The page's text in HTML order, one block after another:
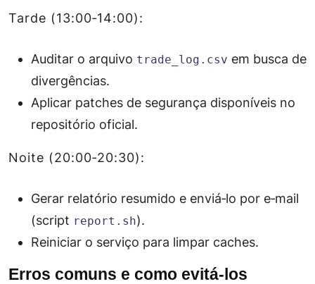
Tarde (13:00‑14:00):
Auditar o arquivo trade_log.csv em busca de
divergências.
Aplicar patches de segurança disponíveis no
repositório oficial.
Noite (20:00‑20:30):
Gerar relatório resumido e enviá‑lo por e‑mail
(script report.sh).
Reiniciar o serviço para limpar caches.
Erros comuns e como evitá‑los